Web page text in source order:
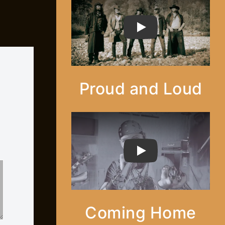
PLAY
Proud and Loud
PLAY
Coming Home